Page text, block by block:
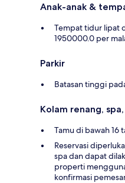
Anak-anak &
Tempat tidur lipat
1950000.0 per
Parkir
Batasan tinggi
Kolam renang,
Tamu di bawah 16
Reservasi
spa dan dapat
properti
konfirmasi